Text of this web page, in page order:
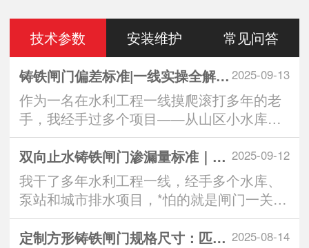
技术参数 安装维护 常见问答
2025-09-13
铸铁闸门偏差标准|一线实操全解析：从生产到安装的3大重要控制点
作为一名在水利工程一线摸爬滚打多年的老
手，我经手过多个项目——从山区小水库到
城市排水···
2025-09-12
双向止水铸铁闸门渗漏量标准｜实操派*看的“零漏”硬核指南
我干了多年水利工程一线，经手多个水库、
泵站和城市排水项目，*怕的就是闸门一关，
水从缝···
2025-08-14
定制方形铸铁闸门规格尺寸：匹配工程需求的智慧之选